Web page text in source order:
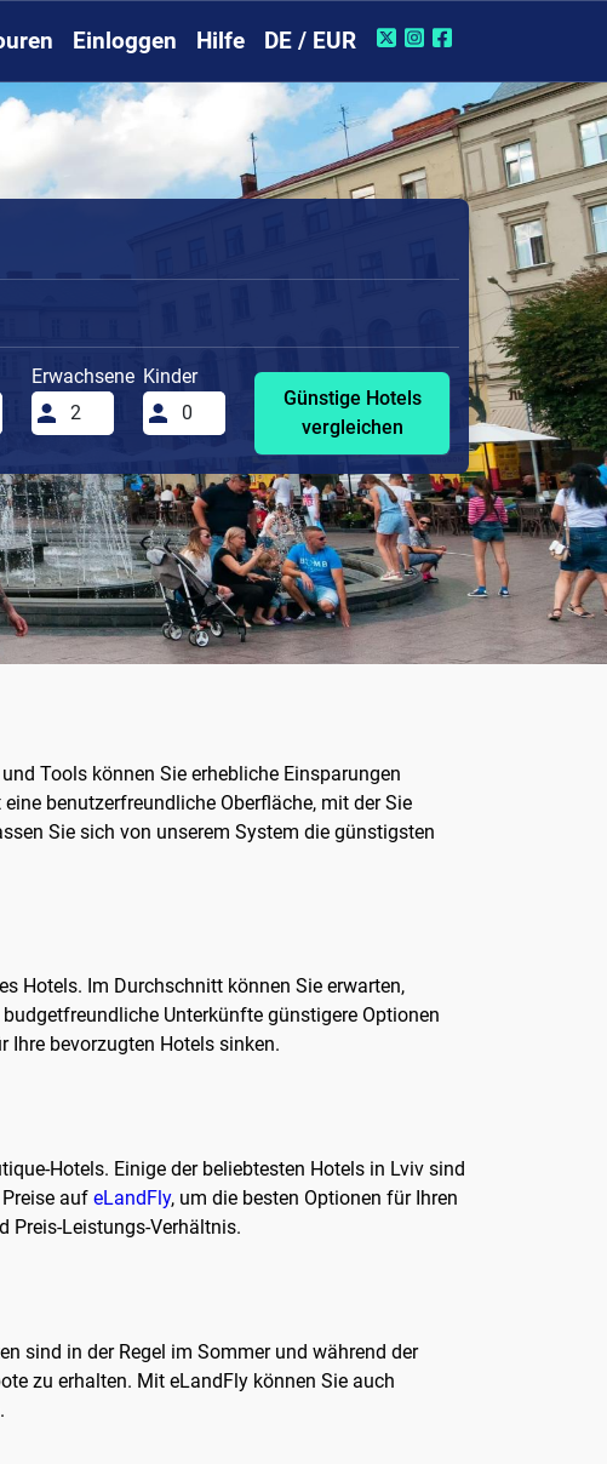
Einloggen Hilfe DE / EUR
Erwachsene Kinder
Günstige Hotels
vergleichen
Tools können Sie erhebliche Einsparungen
benutzerfreundliche Oberfläche, mit der Sie
Sie sich von unserem System die günstigsten
Hotels. Im Durchschnitt können Sie erwarten,
Unterkünfte günstigere Optionen
Ihre bevorzugten Hotels sinken.
Hotels. Einige der beliebtesten Hotels in Lviv sind
auf eLandFly, um die besten Optionen für Ihren
Preis-Leistungs-Verhältnis.
sind in der Regel im Sommer und während der
zu erhalten. Mit eLandFly können Sie auch